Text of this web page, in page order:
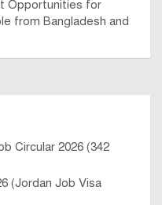
Opportunities for
from Bangladesh and
Circular 2026 (342
(Jordan Job Visa